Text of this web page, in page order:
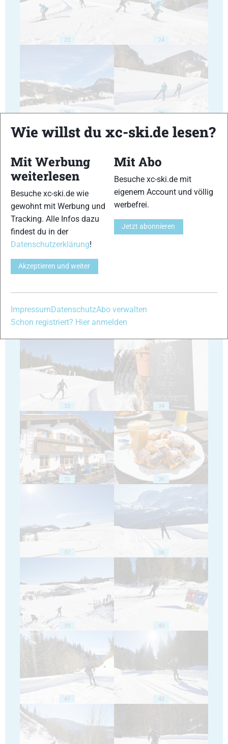
23 24
25 26
29
33 34
35 36
37 38
39 40
41 42
Wie willst du xc-ski.de lesen?
Mit Werbung
weiterlesen
Besuche xc-ski.de wie
gewohnt mit Werbung und
Tracking. Alle Infos dazu
findest du in der
Datenschutzerklärung!
Akzeptieren und weiter
Mit Abo
Besuche xc-ski.de mit
eigenem Account und völlig
werbefrei.
Jetzt abonnieren
Impressum DatenschutzAbo verwalten
Schon registriert? Hier anmelden